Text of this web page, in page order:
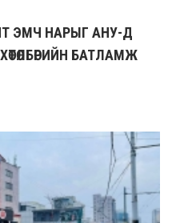
ЭМЧ НАРЫГ АНУ-Д
БАТЛАМЖ